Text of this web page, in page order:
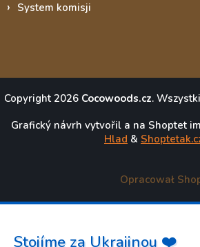
System komisji
Copyright 2026 Cocowoods.cz.
Grafický návrh vytvořil a na Shoptet
Hlad &
Opracował
Stojíme za Ukrajinou ❤️